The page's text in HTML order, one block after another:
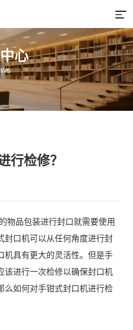
心
行检修？
物品包装进行封口就需要使用
封口机可以从任何角度进行封
机具有更大的灵活性。但是手
该进行一次检修以确保封口机
么如何对手钳式封口机进行检